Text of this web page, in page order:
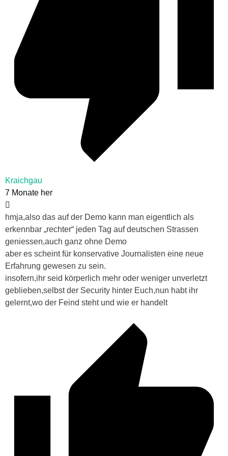
Kraichgau
7 Monate her
hmja,also das auf der Demo kann man eigentlich als
erkennbar „rechter“ jeden Tag auf deutschen Strassen
geniessen,auch ganz ohne Demo
aber es scheint für konservative Journalisten eine neue
Erfahrung gewesen zu sein.
insofern,ihr seid körperlich mehr oder weniger unverletzt
geblieben,selbst der Security hinter Euch,nun habt ihr
gelernt,wo der Feind steht und wie er handelt